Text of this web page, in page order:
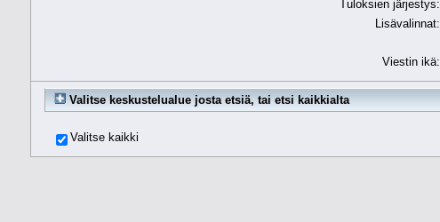
Tuloksien järjestys:
Lisävalinnat:
Viestin ikä:
Valitse keskustelualue josta etsiä, tai etsi kaikkialta
Valitse kaikki